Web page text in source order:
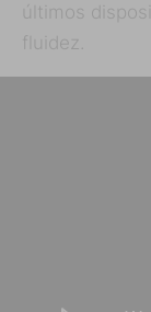
últimos
fluidez.